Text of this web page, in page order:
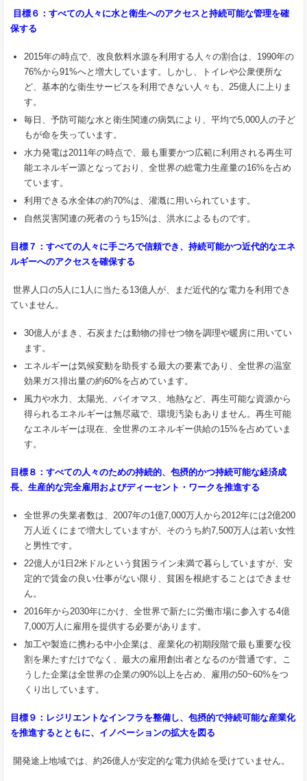
目標６：すべての人々に水と衛生へのアクセスと持続可能な管理を確
保する
2015年の時点で、改良飲料水源を利用する人々の割合は、1990年の
76%から91%へと増大しています。しかし、トイレや公衆便所な
ど、基本的な衛生サービスを利用できない人々も、25億人に上りま
す。
毎日、予防可能な水と衛生関連の病気により、平均で5,000人の子ど
もが命を失っています。
水力発電は2011年の時点で、最も重要かつ広範に利用される再生可
能エネルギー源となっており、全世界の総電力生産量の16%を占め
ています。
利用できる水全体の約70%は、灌漑に用いられています。
自然災害関連の死者のうち15%は、洪水によるものです。
目標７：すべての人々に手ごろで信頼でき、持続可能かつ近代的なエネ
ルギーへのアクセスを確保する
世界人口の5人に1人に当たる13億人が、まだ近代的な電力を利用でき
ていません。
30億人がまき、石炭または動物の排せつ物を調理や暖房に用いてい
ます。
エネルギーは気候変動を助長する最大の要素であり、全世界の温室
効果ガス排出量の約60%を占めています。
風力や水力、太陽光、バイオマス、地熱など、再生可能な資源から
得られるエネルギーは無尽蔵で、環境汚染もありません。再生可能
なエネルギーは現在、全世界のエネルギー供給の15%を占めていま
す。
目標８：すべての人々のための持続的、包摂的かつ持続可能な経済成
長、生産的な完全雇用およびディーセント・ワークを推進する
全世界の失業者数は、2007年の1億7,000万人から2012年には2億200
万人近くにまで増大していますが、そのうち約7,500万人は若い女性
と男性です。
22億人が1日2米ドルという貧困ライン未満で暮らしていますが、安
定的で賃金の良い仕事がない限り、貧困を根絶することはできませ
ん。
2016年から2030年にかけ、全世界で新たに労働市場に参入する4億
7,000万人に雇用を提供する必要があります。
加工や製造に携わる中小企業は、産業化の初期段階で最も重要な役
割を果たすだけでなく、最大の雇用創出者となるのが普通です。こ
うした企業は全世界の企業の90%以上を占め、雇用の50~60%をつ
くり出しています。
目標９：レジリエントなインフラを整備し、包摂的で持続可能な産業化
を推進するとともに、イノベーションの拡大を図る
開発途上地域では、約26億人が安定的な電力供給を受けていません。